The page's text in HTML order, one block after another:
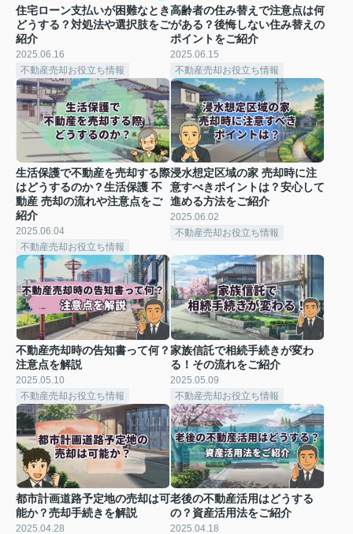
住宅ローン支払いが困難なとき
どうする？対処法や選択肢をご
紹介
2025.06.16
不動産売却お役立ち情報
高齢者の住み替えで注意点は何
がある？後悔しない住み替えの
ポイントをご紹介
2025.06.15
不動産売却お役立ち情報
生活保護で不動産を売却する際
はどうするのか？生活保護 不
動産 売却の流れや注意点をご
紹介
2025.06.04
不動産売却お役立ち情報
浸水想定区域の家 売却時に注
意すべきポイントは？安心して
進める方法をご紹介
2025.06.02
不動産売却お役立ち情報
不動産売却時の告知書って何？
注意点を解説
2025.05.10
不動産売却お役立ち情報
家族信託で相続手続きが変わ
る！その流れをご紹介
2025.05.09
不動産売却お役立ち情報
都市計画道路予定地の売却は可
能か？売却手続きを解説
2025.04.28
老後の不動産活用はどうする
の？資産活用法をご紹介
2025.04.18